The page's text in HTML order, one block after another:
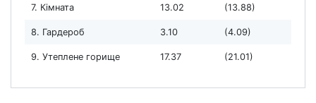
7. Кімната 13.02 (13.88)
8. Гардероб 3.10 (4.09)
9. Утеплене горище 17.37 (21.01)